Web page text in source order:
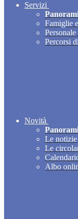
Servizi
Famiglie
Percorsi
Novità
Le notizie
Le
Albo